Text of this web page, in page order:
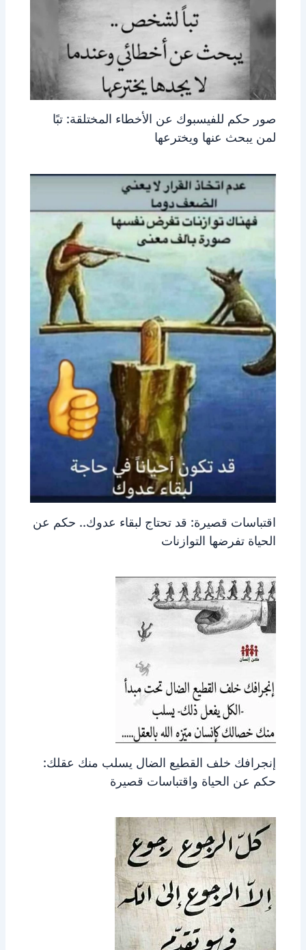
صور حكم للفيسبوك عن الأخطاء المختلقة: تبًا
لمن يبحث عنها ويخترعها
اقتباسات قصيرة: قد تحتاج لبقاء عدوك.. حكم عن
الحياة تفرضها التوازنات
إنجرافك خلف القطيع الضال يسلب منك عقلك:
حكم عن الحياة واقتباسات قصيرة